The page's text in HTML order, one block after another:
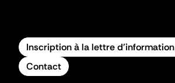
Inscription à la lettre d'information
Contact